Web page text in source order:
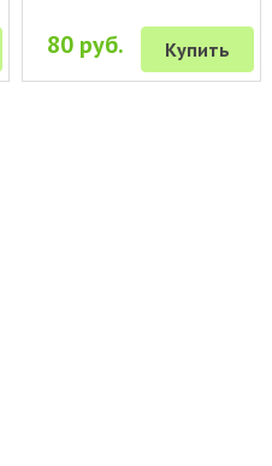
80 руб. Купить